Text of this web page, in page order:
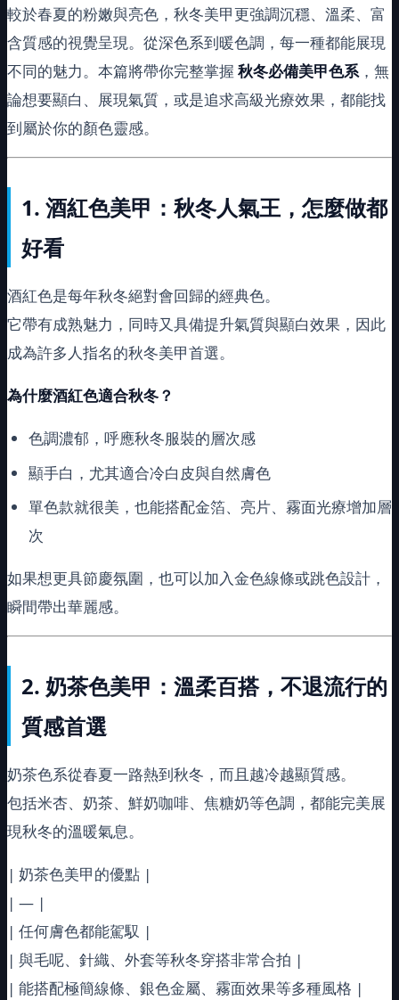
較於春夏的粉嫩與亮色，秋冬美甲更強調沉穩、溫柔、富
含質感的視覺呈現。從深色系到暖色調，每一種都能展現
不同的魅力。本篇將帶你完整掌握 秋冬必備美甲色系，無
論想要顯白、展現氣質，或是追求高級光療效果，都能找
到屬於你的顏色靈感。
1. 酒紅色美甲：秋冬人氣王，怎麼做都
好看
酒紅色是每年秋冬絕對會回歸的經典色。
它帶有成熟魅力，同時又具備提升氣質與顯白效果，因此
成為許多人指名的秋冬美甲首選。
為什麼酒紅色適合秋冬？
色調濃郁，呼應秋冬服裝的層次感
顯手白，尤其適合冷白皮與自然膚色
單色款就很美，也能搭配金箔、亮片、霧面光療增加層
次
如果想更具節慶氛圍，也可以加入金色線條或跳色設計，
瞬間帶出華麗感。
2. 奶茶色美甲：溫柔百搭，不退流行的
質感首選
奶茶色系從春夏一路熱到秋冬，而且越冷越顯質感。
包括米杏、奶茶、鮮奶咖啡、焦糖奶等色調，都能完美展
現秋冬的溫暖氣息。
| 奶茶色美甲的優點 |
| — |
| 任何膚色都能駕馭 |
| 與毛呢、針織、外套等秋冬穿搭非常合拍 |
| 能搭配極簡線條、銀色金屬、霧面效果等多種風格 |